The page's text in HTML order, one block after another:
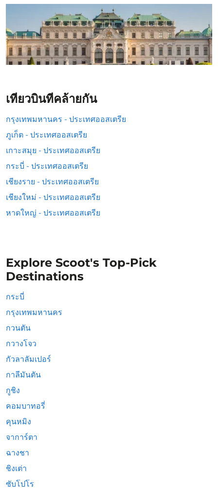
เที่ยวบินที่คล้ายกัน
กรุงเทพมหานคร - ประเทศออสเตรีย
ภูเก็ต - ประเทศออสเตรีย
เกาะสมุย - ประเทศออสเตรีย
กระบี่ - ประเทศออสเตรีย
เชียงราย - ประเทศออสเตรีย
เชียงใหม่ - ประเทศออสเตรีย
หาดใหญ่ - ประเทศออสเตรีย
Explore Scoot's Top-Pick
Destinations
กระบี่
กรุงเทพมหานคร
กวนตัน
กวางโจว
กัวลาลัมเปอร์
กาลีมันตัน
กูชิง
คอมบาทอรี่
คุนหมิง
จาการ์ตา
ฉางชา
ชิงเต่า
ซับโปโร